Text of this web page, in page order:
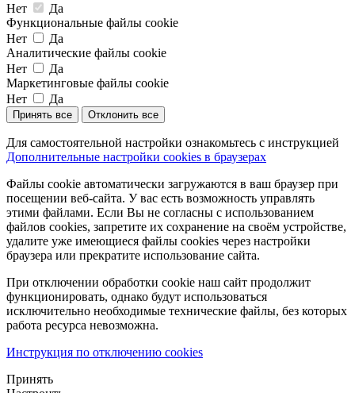
Нет
Да
Функциональные файлы cookie
Нет
Да
Аналитические файлы cookie
Нет
Да
Маркетинговые файлы cookie
Нет
Да
Принять все Отклонить все
Для самостоятельной настройки ознакомьтесь с инструкцией
Дополнительные настройки cookies в браузерах
Файлы cookie автоматически загружаются в ваш браузер при
посещении веб-сайта. У вас есть возможность управлять
этими файлами. Если Вы не согласны с использованием
файлов cookies, запретите их сохранение на своём устройстве,
удалите уже имеющиеся файлы cookies через настройки
браузера или прекратите использование сайта.
При отключении обработки cookie наш сайт продолжит
функционировать, однако будут использоваться
исключительно необходимые технические файлы, без которых
работа ресурса невозможна.
Инструкция по отключению cookies
Принять